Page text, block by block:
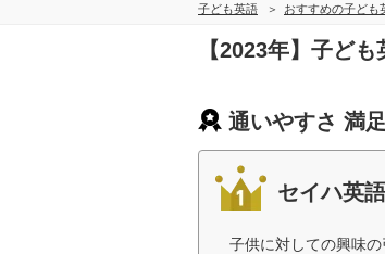
子ども英語 おすすめの子ども
【2023年】子ど
通いやすさ 満
セイハ英
子供に対しての興味